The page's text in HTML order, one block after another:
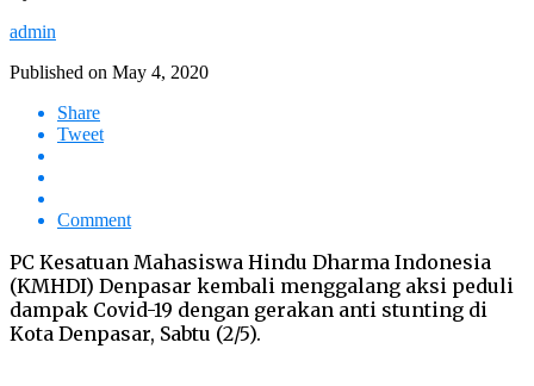
admin
Published on May 4, 2020
Share
Tweet
Comment
PC Kesatuan Mahasiswa Hindu Dharma Indonesia
(KMHDI) Denpasar kembali menggalang aksi peduli
dampak Covid-19 dengan gerakan anti stunting di
Kota Denpasar, Sabtu (2/5).